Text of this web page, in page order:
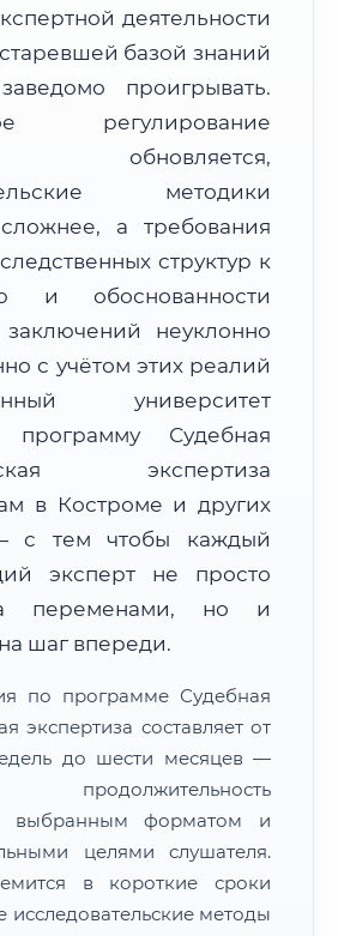
Дистанционно
Кострома
км
/ Почтой:
4–6 рабочих дней
ФИС ФРДО
для увеличения и просмотра
деятельности
базой знаний
проигрывать.
регулирование
обновляется,
методики
сложнее, а требования
структур к
и обоснованности
заключений неуклонно
с учётом этих реалий
университет
программу Судебная
экспертиза
в Костроме и других
с тем чтобы каждый
эксперт не просто
переменами, но и
шаг впереди.
по программе Судебная
экспертиза составляет от
до шести месяцев —
продолжительность
выбранным форматом и
целями слушателя.
в короткие сроки
исследовательские методы